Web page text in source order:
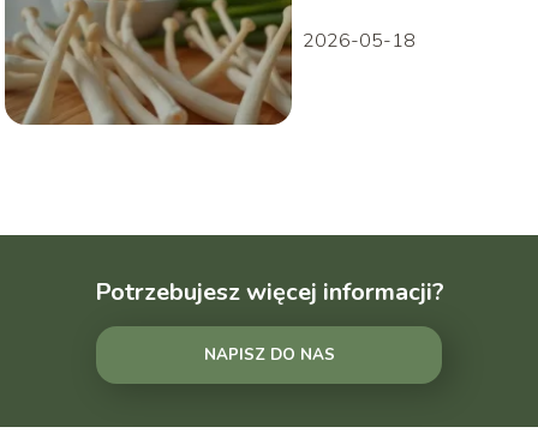
2026-05-18
Potrzebujesz więcej informacji?
NAPISZ DO NAS